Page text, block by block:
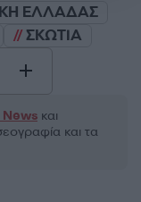
ΕΛΛΑΔΑΣ
ΣΚΩΤΙΑ
και
και τα